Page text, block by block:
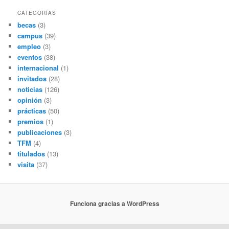
c
r
CATEGORÍAS
becas (3)
campus (39)
empleo (3)
eventos (38)
internacional (1)
invitados (28)
noticias (126)
opinión (3)
prácticas (50)
premios (1)
publicaciones (3)
TFM (4)
titulados (13)
visita (37)
Funciona gracias a WordPress